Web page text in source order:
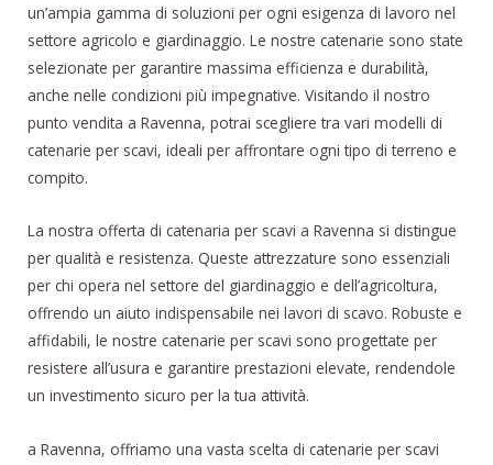
un’ampia gamma di soluzioni per ogni esigenza di lavoro nel
settore agricolo e giardinaggio. Le nostre catenarie sono state
selezionate per garantire massima efficienza e durabilità,
anche nelle condizioni più impegnative. Visitando il nostro
punto vendita a Ravenna, potrai scegliere tra vari modelli di
catenarie per scavi, ideali per affrontare ogni tipo di terreno e
compito.
La nostra offerta di catenaria per scavi a Ravenna si distingue
per qualità e resistenza. Queste attrezzature sono essenziali
per chi opera nel settore del giardinaggio e dell’agricoltura,
offrendo un aiuto indispensabile nei lavori di scavo. Robuste e
affidabili, le nostre catenarie per scavi sono progettate per
resistere all’usura e garantire prestazioni elevate, rendendole
un investimento sicuro per la tua attività.
a Ravenna, offriamo una vasta scelta di catenarie per scavi